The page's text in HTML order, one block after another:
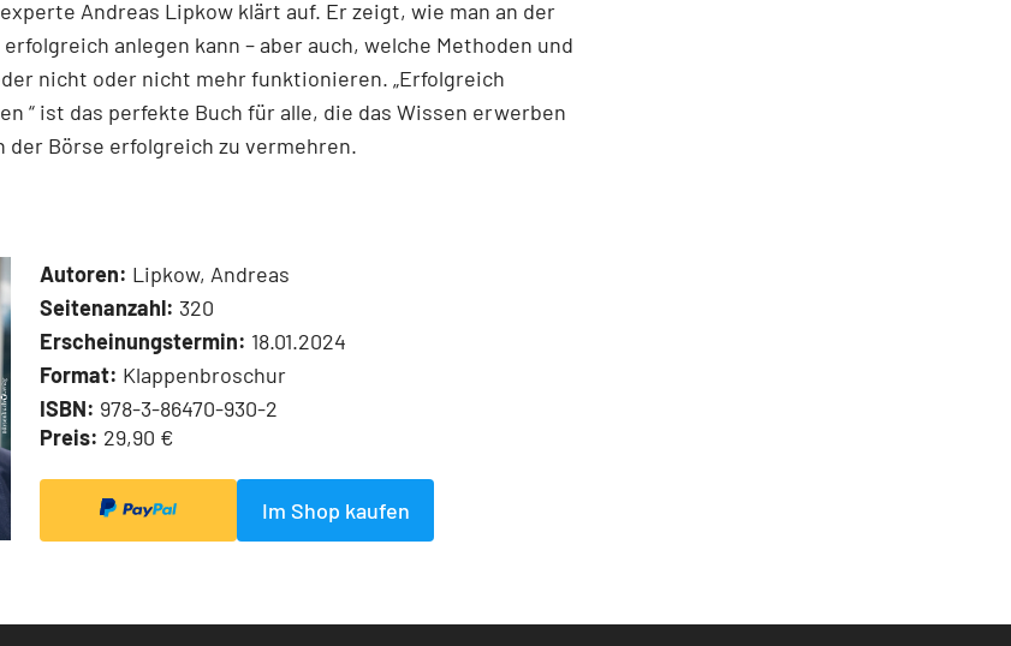
Andreas Lipkow klärt auf. Er zeigt, wie man an der
anlegen kann – aber auch, welche Methoden und
nicht oder nicht mehr funktionieren. „Erfolgreich
“ ist das perfekte Buch für alle, die das Wissen erwerben
der Börse erfolgreich zu vermehren.
Autoren: Lipkow, Andreas
Seitenanzahl: 320
Erscheinungstermin: 18.01.2024
Format: Klappenbroschur
ISBN: 978-3-86470-930-2
Preis: 29,90 €
Im Shop kaufen